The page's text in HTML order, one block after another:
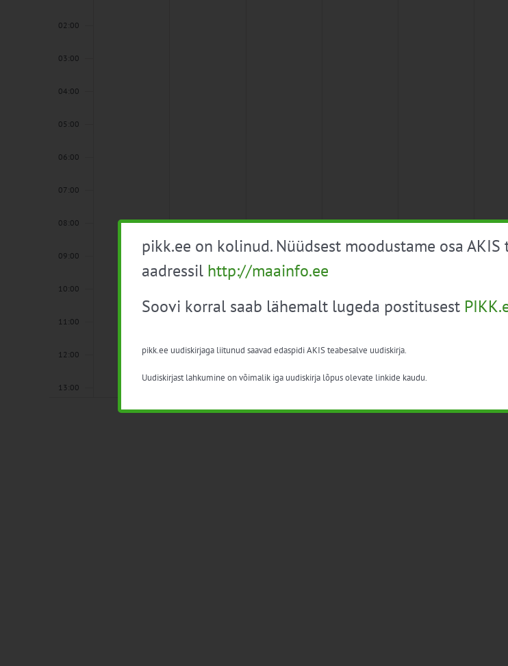
02:00
03:00
04:00
05:00
06:00
07:00
08:00
09:00
10:00
11:00
12:00
13:00
pikk.ee on kolinud. Nüüdsest moodustame osa AKIS
aadressil http://maainfo.ee
Soovi korral saab lähemalt lugeda postitusest
pikk.ee uudiskirjaga liitunud saavad edaspidi AKIS teabesalve uudiskirja.
Uudiskirjast lahkumine on võimalik iga uudiskirja lõpus olevate linkide kaudu.